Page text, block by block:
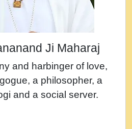
फर, पयर महन न रझद फर! shri
अपन खट करम क !!!! मह दद
तर बगर Shri ravinandan
Ji Maharaj
and harbinger of love,
a philosopher, a
and a social server.